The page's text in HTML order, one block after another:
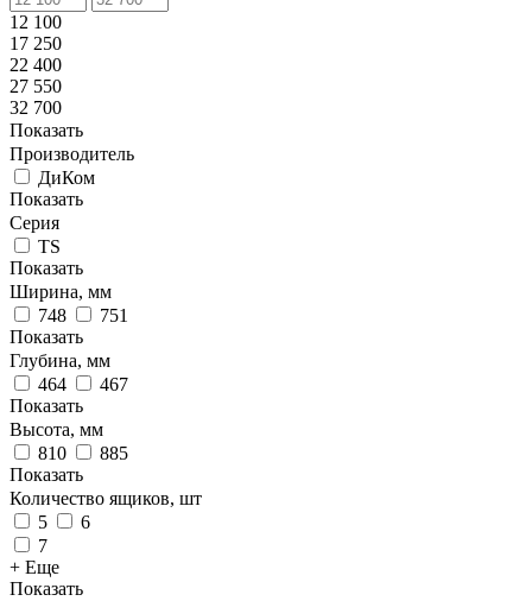
12 100
17 250
22 400
27 550
32 700
Показать
Производитель
ДиКом
Показать
Серия
TS
Показать
Ширина, мм
748
751
Показать
Глубина, мм
464
467
Показать
Высота, мм
810
885
Показать
Количество ящиков, шт
5
6
7
+ Еще
Показать